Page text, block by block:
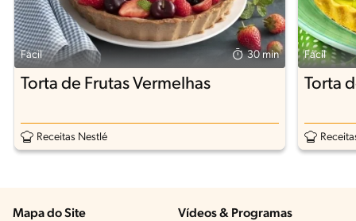
Fácil 30 min
Torta de Frutas Vermelhas
Receitas Nestlé
Fácil
Torta
Mapa do Site Vídeos & Programas​